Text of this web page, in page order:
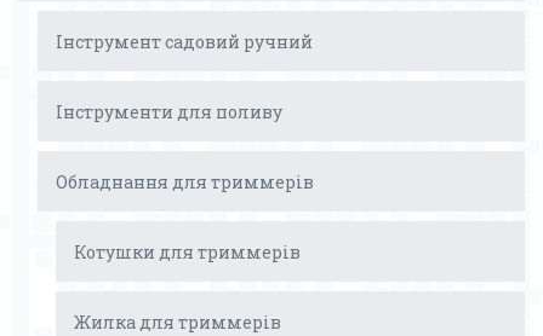
Інструмент садовий ручний
Інструменти для поливу
Обладнання для триммерів
Котушки для триммерів
Жилка для триммерів